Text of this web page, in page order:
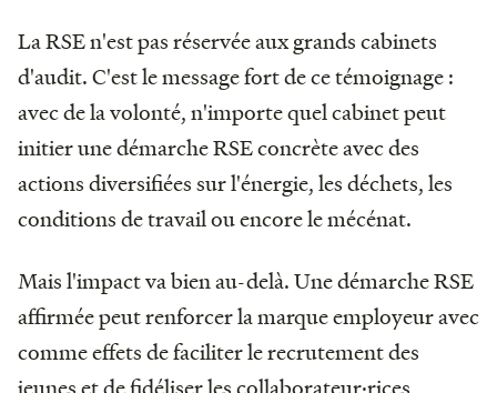
La RSE n'est pas réservée aux grands cabinets
d'audit. C'est le message fort de ce témoignage :
avec de la volonté, n'importe quel cabinet peut
initier une démarche RSE concrète avec des
actions diversifiées sur l'énergie, les déchets, les
conditions de travail ou encore le mécénat.
Mais l'impact va bien au-delà. Une démarche RSE
affirmée peut renforcer la marque employeur avec
comme effets de faciliter le recrutement des
jeunes et de fidéliser les collaborateur·rices